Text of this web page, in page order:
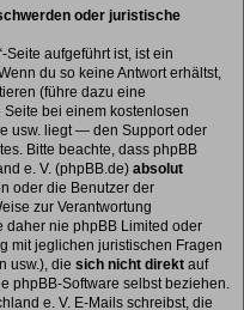
oder juristische
Seite aufgeführt ist, ist ein
du so keine Antwort erhältst,
(führe dazu eine
bei einem kostenlosen
usw. liegt — den Support oder
Bitte beachte, dass phpBB
e. V. (phpBB.de) absolut
oder die Benutzer der
zur Verantwortung
daher nie phpBB Limited oder
mit jeglichen juristischen Fragen
usw.), die sich nicht direkt auf
phpBB-Software selbst beziehen.
e. V. E-Mails schreibst, die